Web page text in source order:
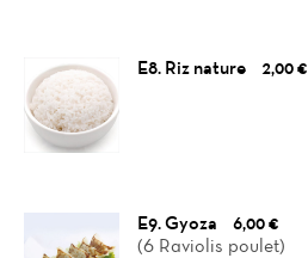
E8. Riz nature 2,00 €
E9. Gyoza
6,00 €
(6 Raviolis poulet)